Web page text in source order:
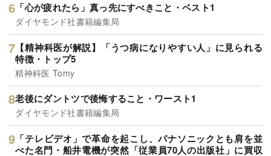
「心が疲れたら」真っ先にすべきこと・ベスト1
ダイヤモンド社書籍編集局
【精神科医が解説】「うつ病になりやすい人」に見られる
特徴・トップ5
精神科医 Tomy
老後にダントツで後悔すること・ワースト1
ダイヤモンド社書籍編集局
「テレビデオ」で革命を起こし、パナソニックとも肩を並
べた名門・船井電機が突然「従業員70人の出版社」に買収